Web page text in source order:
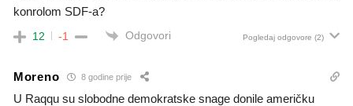
konrolom SDF-a?
12 -1 Odgovori Pogledaj odgovore (2)
Moreno 8 godine prije
U Raqqu su slobodne demokratske snage donile američku